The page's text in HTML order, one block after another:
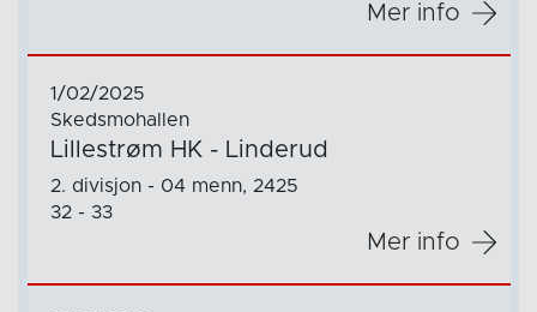
Mer info
1/02/2025
Skedsmohallen
Lillestrøm HK - Linderud
2. divisjon - 04 menn, 2425
32 - 33
Mer info